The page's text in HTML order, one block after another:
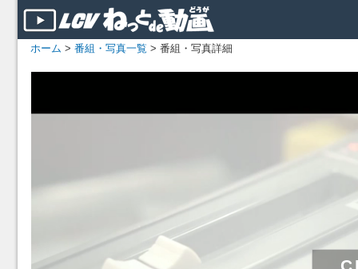
ホーム > 番組・写真一覧 > 番組・写真詳細